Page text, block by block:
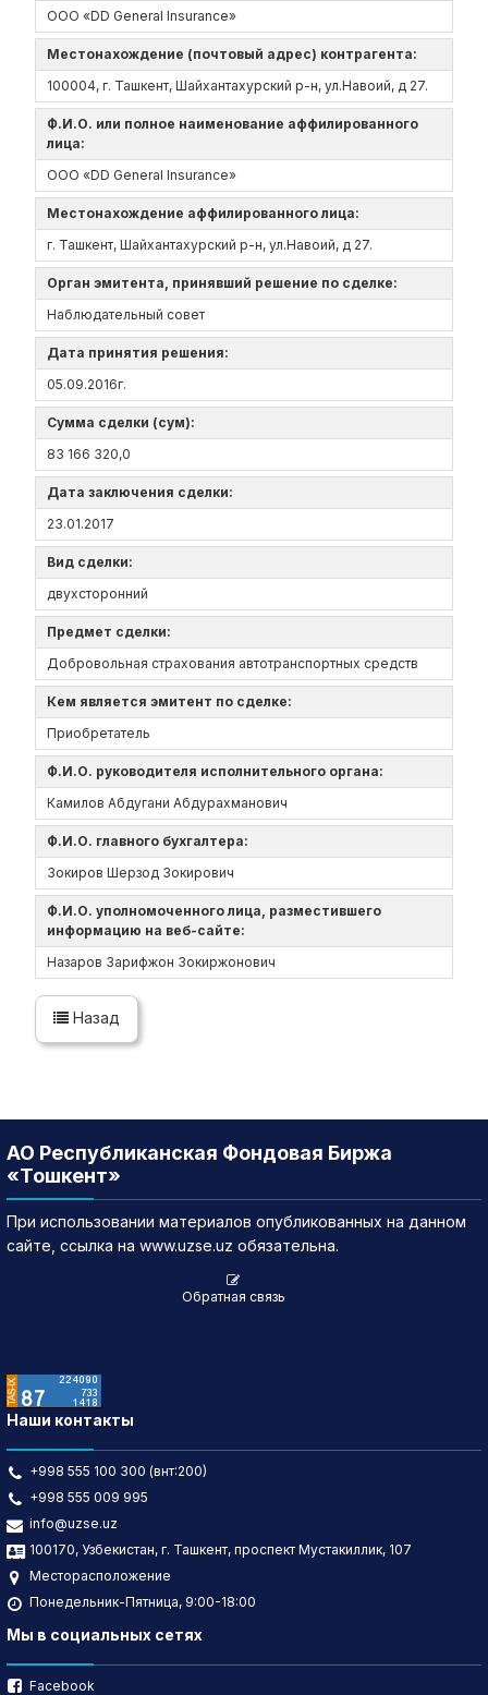
ООО «DD General Insurance»
Местонахождение (почтовый адрес) контрагента:
100004, г. Ташкент, Шайхантахурский р-н, ул.Навоий, д 27.
Ф.И.О. или полное наименование аффилированного
лица:
ООО «DD General Insurance»
Местонахождение аффилированного лица:
г. Ташкент, Шайхантахурский р-н, ул.Навоий, д 27.
Орган эмитента, принявший решение по сделке:
Наблюдательный совет
Дата принятия решения:
05.09.2016г.
Сумма сделки (сум):
83 166 320,0
Дата заключения сделки:
23.01.2017
Вид сделки:
двухсторонний
Предмет сделки:
Добровольная страхования автотранспортных средств
Кем является эмитент по сделке:
Приобретатель
Ф.И.О. руководителя исполнительного органа:
Камилов Абдугани Абдурахманович
Ф.И.О. главного бухгалтера:
Зокиров Шерзод Зокирович
Ф.И.О. уполномоченного лица, разместившего
информацию на веб-сайте:
Назаров Зарифжон Зокиржонович
Назад
АО Республиканская Фондовая Биржа
«Тошкент»
При использовании материалов опубликованных на данном
сайте, ссылка на www.uzse.uz обязательна.
Обратная связь
Наши контакты
+998 555 100 300 (внт:200)
+998 555 009 995
info@uzse.uz
100170, Узбекистан, г. Ташкент, проспект Мустакиллик, 107
Месторасположение
Понедельник-Пятница, 9:00-18:00
Мы в социальных сетях
Facebook